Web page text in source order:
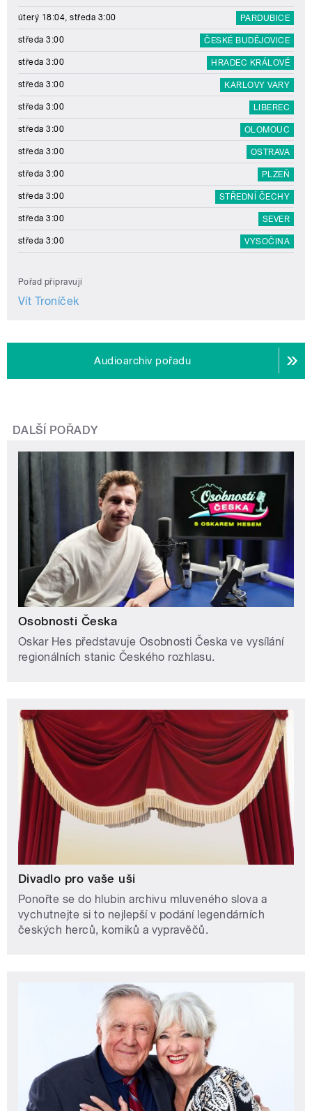
úterý 18:04, středa 3:00 PARDUBICE
středa 3:00 ČESKÉ BUDĚJOVICE
středa 3:00 HRADEC KRÁLOVÉ
středa 3:00 KARLOVY VARY
středa 3:00 LIBEREC
středa 3:00 OLOMOUC
středa 3:00 OSTRAVA
středa 3:00 PLZEŇ
středa 3:00 STŘEDNÍ ČECHY
středa 3:00 SEVER
středa 3:00 VYSOČINA
Pořad připravují
Vít Troníček
Audioarchiv pořadu
DALŠÍ POŘADY
Osobnosti Česka
Oskar Hes představuje Osobnosti Česka ve vysílání
regionálních stanic Českého rozhlasu.
Divadlo pro vaše uši
Ponořte se do hlubin archivu mluveného slova a
vychutnejte si to nejlepší v podání legendárních
českých herců, komiků a vypravěčů.